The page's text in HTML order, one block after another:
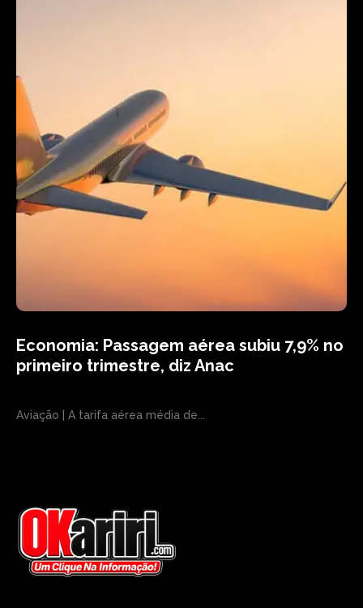
Economia: Passagem aérea subiu 7,9% no
primeiro trimestre, diz Anac
Aviação | A tarifa aérea média de...